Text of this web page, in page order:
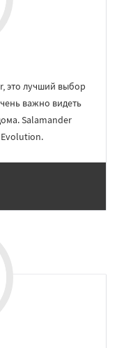
это лучший выбор
важно видеть
Salamander